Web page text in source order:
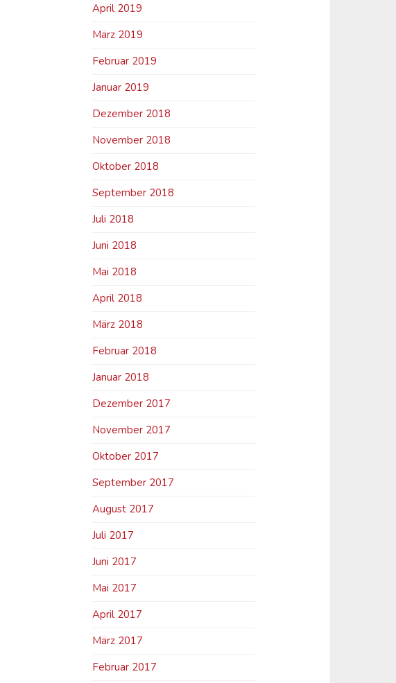
April 2019
März 2019
Februar 2019
Januar 2019
Dezember 2018
November 2018
Oktober 2018
September 2018
Juli 2018
Juni 2018
Mai 2018
April 2018
März 2018
Februar 2018
Januar 2018
Dezember 2017
November 2017
Oktober 2017
September 2017
August 2017
Juli 2017
Juni 2017
Mai 2017
April 2017
März 2017
Februar 2017